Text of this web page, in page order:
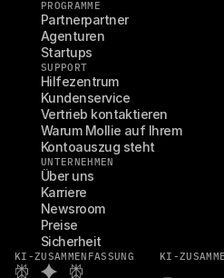
PROGRAMME
Partnerpartner
Agenturen
Startups
SUPPORT
Hilfezentrum
Kundenservice
Vertrieb kontaktieren
Warum Mollie auf Ihrem
Kontoauszug steht
UNTERNEHMEN
Über uns
Karriere
Newsroom
Preise
Sicherheit
KI-ZUSAMMENFASSUNG KI-